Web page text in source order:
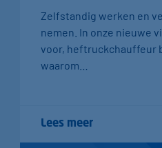
Zelfstandig werken en
nemen. In onze nieuwe
voor, heftruckchauffeur
waarom…
Lees meer